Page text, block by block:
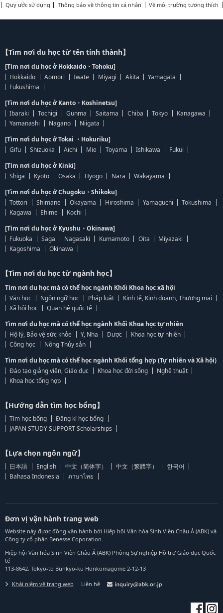
Quy ước sử dụng
Thông báo về thông tin cá nhân Về môi trường tương thích
【Tìm nơi du học từ tên tỉnh thành】
[Tìm nơi du học ở Hokkaido・Tohoku]
Hokkaido
Aomori Iwate Miyagi Akita
Yamagata
Fukushima
[Tìm nơi du học ở Kanto・Koshinetsu]
Ibaraki
Tochigi Gunma Saitama Chiba Tokyo
Kanagawa
Yamanashi
Nagano
Niigata
[Tìm nơi du học ở Tokai ・Hokuriku]
Gifu
Shizuoka Aichi Mie Toyama Ishikawa
Fukui
[Tìm nơi du học ở Kinki]
Shiga
Kyoto Osaka Hyogo Nara
Wakayama
[Tìm nơi du học ở Chugoku・Shikoku]
Tottori
Shimane Okayama Hiroshima Yamaguchi
Tokushima
Kagawa
Ehime
Kochi
[Tìm nơi du học ở Kyushu・Okinawa]
Fukuoka
Saga Nagasaki Kumamoto Oita
Miyazaki
Kagoshima
Okinawa
【Tìm nơi du học từ ngành học】
Tìm nơi du học mà có thể học ngành Khối Khoa học xã hội
Văn học
Ngôn ngữ học Pháp luật
Kinh tế, Kinh doanh, Thương mại
Xã hội học
Quan hệ quốc tế
Tìm nơi du học mà có thể học ngành Khối Khoa học tự nhiên
Hộ lý, Bảo vệ sức khỏe
Y, Nha Dược
Khoa học tự nhiên
Công học
Nông Thủy sản
Tìm nơi du học mà có thể học ngành Khối tổng hợp (Tự nhiên và Xã hội)
Đào tạo giảng viên, Giáo dục
Khoa học đời sống
Nghệ thuật
Khoa học tổng hợp
【Hướng dẫn tìm học bổng】
Tìm học bổng
Đăng kí học bổng
JAPAN STUDY SUPPORT Scholarships
【Lựa chọn ngôn ngữ】
日本語 English 中文（简体字） 中文（繁體字）
한국어
Bahasa Indonesia
ภาษาไทย
Đơn vị vận hành trang web
Website này được đồng vận hành bởi Hiệp hội Văn hóa Sinh Viên Châu Á (ABK) và
Công ty cổ phần Benesse Coporation.
Hiệp hội Văn hóa Sinh Viên Châu Á (ABK) Phòng Sự nghiệp Hỗ trợ Giáo dục Quốc
tế
113-8642, Tokyo-to Bunkyo-ku Honkomagome 2-12-13
Khái niệm về trang web Liên hệ